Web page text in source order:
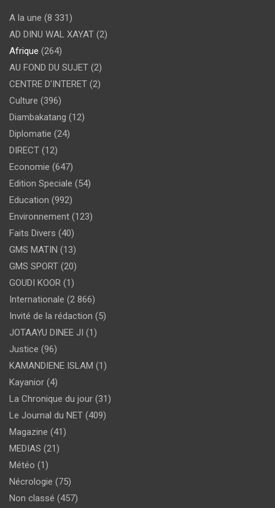
A la une (8 331)
AD DINU WAL XAYAT (2)
Afrique (264)
AU FOND DU SUJET (2)
CENTRE D'INTERET (2)
Culture (396)
Diambakatang (12)
Diplomatie (24)
DIRECT (12)
Economie (647)
Edition Speciale (54)
Education (992)
Environnement (123)
Faits Divers (40)
GMS MATIN (13)
GMS SPORT (20)
GOUDI KOOR (1)
Internationale (2 866)
Invité de la rédaction (5)
JOTAAYU DINEE JI (1)
Justice (96)
KAMANDIENE ISLAM (1)
Kayanior (4)
La Chronique du jour (31)
Le Journal du NET (409)
Magazine (41)
MEDIAS (21)
Météo (1)
Nécrologie (75)
Non classé (457)